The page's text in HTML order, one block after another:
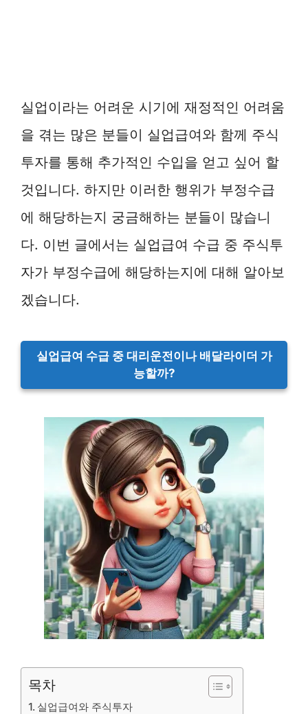
실업이라는 어려운 시기에 재정적인 어려움
을 겪는 많은 분들이 실업급여와 함께 주식
투자를 통해 추가적인 수입을 얻고 싶어 할
것입니다. 하지만 이러한 행위가 부정수급
에 해당하는지 궁금해하는 분들이 많습니
다. 이번 글에서는 실업급여 수급 중 주식투
자가 부정수급에 해당하는지에 대해 알아보
겠습니다.
실업급여 수급 중 대리운전이나 배달라이더 가
능할까?
목차
실업급여와 주식투자